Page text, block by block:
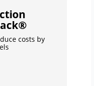
costs by